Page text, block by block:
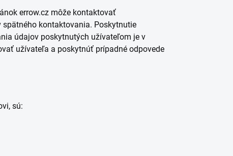
errow.cz môže kontaktovať
kontaktovania. Poskytnutie
údajov poskytnutých užívateľom je v
užívateľa a poskytnúť prípadné odpovede
sú: